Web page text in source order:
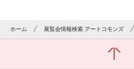
ホーム 展覧会情報検索 アートコモンズ